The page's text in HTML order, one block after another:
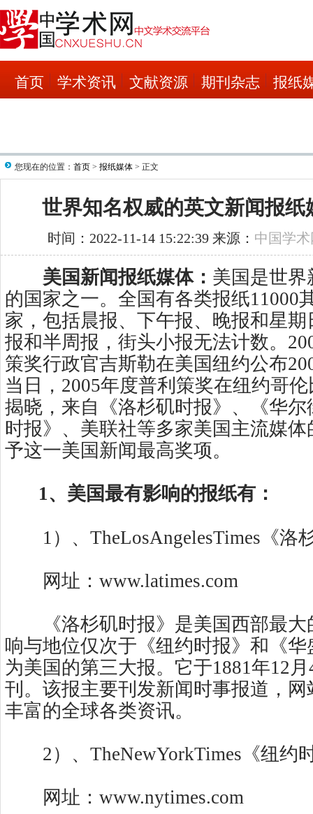
首页 学术资讯 文献资源 期刊杂志 报纸
您现在的位置： 首页 > 报纸媒体 > 正文
世界知名权威的英文新闻报纸
时间：2022-11-14 15:22:39 来源： 中国学
美国新闻报纸媒体： 美国是世界
的国家之一。全国有各类报纸11000
家，包括晨报、下午报、晚报和星期
报和半周报，街头小报无法计数。
策奖行政官吉斯勒在美国纽约公布
当日，2005年度普利策奖在纽约哥
揭晓，来自《洛杉矶时报》、《华
时报》、美联社等多家美国主流媒
予这一美国新闻最高奖项。
1、美国最有影响的报纸有：
1）、TheLosAngelesTimes《洛
网址：www.latimes.com
《洛杉矶时报》是美国西部最大
响与地位仅次于《纽约时报》和《
为美国的第三大报。它于1881年12
刊。该报主要刊发新闻时事报道，
丰富的全球各类资讯。
2）、TheNewYorkTimes《纽约
网址：www.nytimes.com